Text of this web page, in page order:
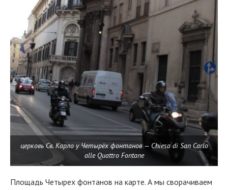
церковь Св. Карло у Четырёх фонтанов — Chiesa di San Carlo
alle Quattro Fontane
Площадь Четырех фонтанов на карте. А мы сворачиваем